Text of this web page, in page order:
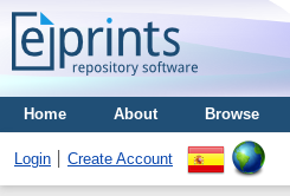
Home About Browse
Login Create Account